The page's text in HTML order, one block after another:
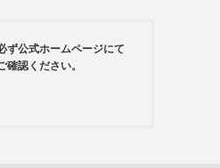
ず公式ホームページにて
確認ください。